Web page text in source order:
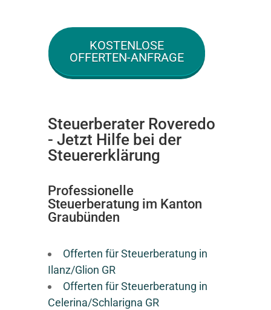
KOSTENLOSE
OFFERTEN-ANFRAGE
Steuerberater Roveredo
- Jetzt Hilfe bei der
Steuererklärung
Professionelle
Steuerberatung im Kanton
Graubünden
Offerten für Steuerberatung in
Ilanz/Glion GR
Offerten für Steuerberatung in
Celerina/Schlarigna GR